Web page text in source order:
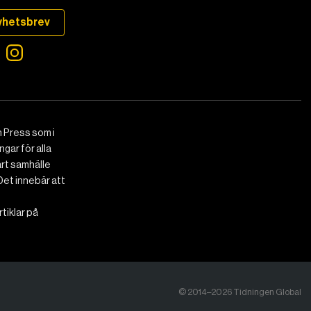
som i
för alla
samhälle
innebär att
på
© 2014–2026 Tidningen Global